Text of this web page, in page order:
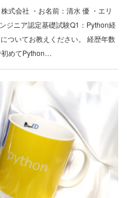
式会社 ・お名前：清水 優 ・エリ
ジニア認定基礎試験Q1：Python経
ついてお教えください。 経歴年数
初めてPython…